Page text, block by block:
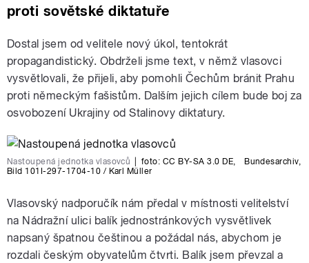
proti sovětské diktatuře
Dostal jsem od velitele nový úkol, tentokrát
propagandistický. Obdrželi jsme text, v němž vlasovci
vysvětlovali, že přijeli, aby pomohli Čechům bránit Prahu
proti německým fašistům. Dalším jejich cílem bude boj za
osvobození Ukrajiny od Stalinovy diktatury.
Nastoupená jednotka vlasovců foto: CC BY-SA 3.0 DE,
Bundesarchiv,
Bild 101I-297-1704-10 / Karl Müller
Vlasovský nadporučík nám předal v místnosti velitelství
na Nádražní ulici balík jednostránkových vysvětlivek
napsaný špatnou češtinou a požádal nás, abychom je
rozdali českým obyvatelům čtvrti. Balík jsem převzal a